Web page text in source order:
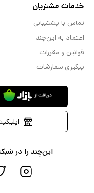
خدمات مشتریان
تماس با پشتیبانی
اعتماد به این‌چند
قوانین و مقررات
پیگیری سفارشات
این‌چند را در